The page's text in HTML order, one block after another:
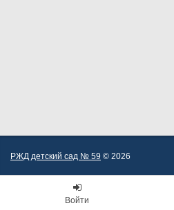
РЖД детский сад № 59 © 2026
Войти